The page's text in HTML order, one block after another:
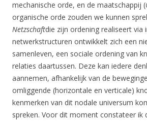
mechanische orde, en de maatschappij (
organische orde zouden we kunnen
Netzschaftdie zijn ordening realiseert via
netwerkstructuren ontwikkelt zich een
samenleven, een sociale ordening van
relaties daartussen. Deze kan iedere
aannemen, afhankelijk van de
omliggende (horizontale en verticale)
kenmerken van dit nodale universum
spreken. Voor dit moment constateer ik